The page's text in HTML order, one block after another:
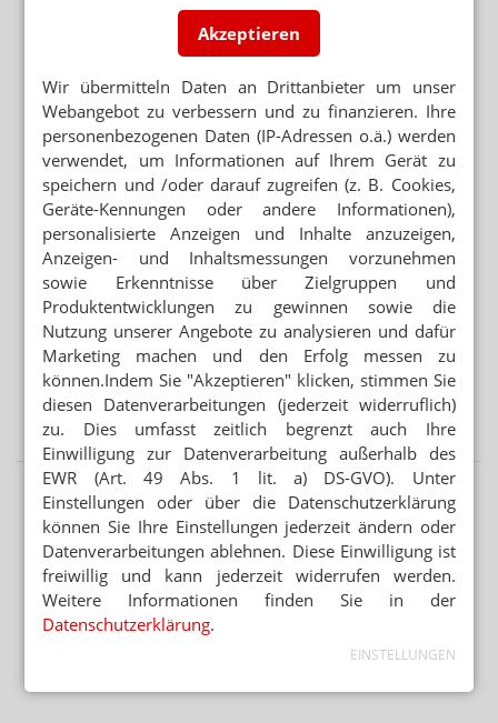
Akzeptieren
Wir übermitteln Daten an Drittanbieter um unser
Webangebot zu verbessern und zu finanzieren. Ihre
personenbezogenen Daten (IP-Adressen o.ä.) werden
verwendet, um Informationen auf Ihrem Gerät zu
speichern und /oder darauf zugreifen (z. B. Cookies,
Geräte-Kennungen oder andere Informationen),
personalisierte Anzeigen und Inhalte anzuzeigen,
Anzeigen- und Inhaltsmessungen vorzunehmen
sowie Erkenntnisse über Zielgruppen und
Produktentwicklungen zu gewinnen sowie die
Nutzung unserer Angebote zu analysieren und dafür
Marketing machen und den Erfolg messen zu
können.Indem Sie "Akzeptieren" klicken, stimmen Sie
diesen Datenverarbeitungen (jederzeit widerruflich)
zu. Dies umfasst zeitlich begrenzt auch Ihre
Einwilligung zur Datenverarbeitung außerhalb des
EWR (Art. 49 Abs. 1 lit. a) DS-GVO). Unter
Einstellungen oder über die Datenschutzerklärung
können Sie Ihre Einstellungen jederzeit ändern oder
Datenverarbeitungen ablehnen. Diese Einwilligung ist
freiwillig und kann jederzeit widerrufen werden.
Weitere Informationen finden Sie in der
Datenschutzerklärung.
EINSTELLUNGEN
Hitzeschutz: Was tut die Bundesregierung?
SONNE STATT SUPPLEMENTE
Nicht alle Schwangeren brauchen Vitamin-D-Tabletten
EINE GESCHLOSSEN, ANDERE ÜBERNOMMEN
Jung-Inhaberin: „Vier Apotheken wieder voll gemacht“
Mehr aus Ressort
SEMAGLUTID
Wegovy-Tablette ab September verfügbar
APP FÜR BRUSTKREBSPATIENTINNEN
„Wie eine Ärztin in der Handtasche“
VORSICHT BEI SILYCHRISTIN ODER CHOLIN
Schilddrüse: DGE warnt vor NEM